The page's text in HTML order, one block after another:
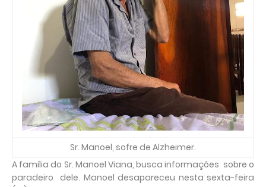
Sr. Manoel, sofre de Alzheimer.
A família do Sr. Manoel Viana, busca informações sobre o
paradeiro dele. Manoel desapareceu nesta sexta-feira